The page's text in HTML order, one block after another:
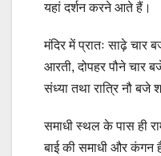
यहां दर्शन करने आते हैं।
मंदिर में प्रातः साढ़े चार
आरती, दोपहर पौने चार
संध्या तथा रात्रि नौ बजे
समाधी स्थल के पास ही
बाई की समाधी और कंगन